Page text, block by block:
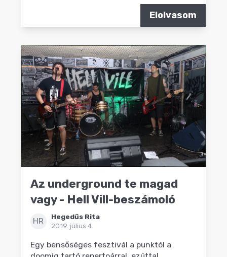
Elolvasom
Az underground te magad
vagy - Hell Vill-beszámoló
HR
Hegedűs Rita
2019. július 4.
Egy bensőséges fesztivál a punktól a